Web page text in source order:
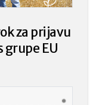
za prijavu
EU